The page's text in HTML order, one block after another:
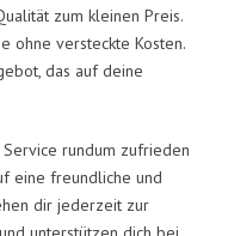
zum kleinen Preis.
ohne versteckte Kosten.
das auf deine
rundum zufrieden
eine freundliche und
dir jederzeit zur